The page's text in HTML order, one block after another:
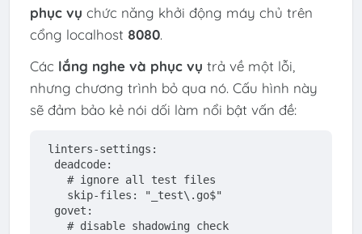
phục vụ chức năng khởi động máy chủ trên
cổng localhost 8080.
Các lắng nghe và phục vụ trả về một lỗi,
nhưng chương trình bỏ qua nó. Cấu hình này
sẽ đảm bảo kẻ nói dối làm nổi bật vấn đề:
linters-settings:
deadcode:
# ignore all test files
skip-files:
"_test\.go$"
govet:
# disable shadowing check